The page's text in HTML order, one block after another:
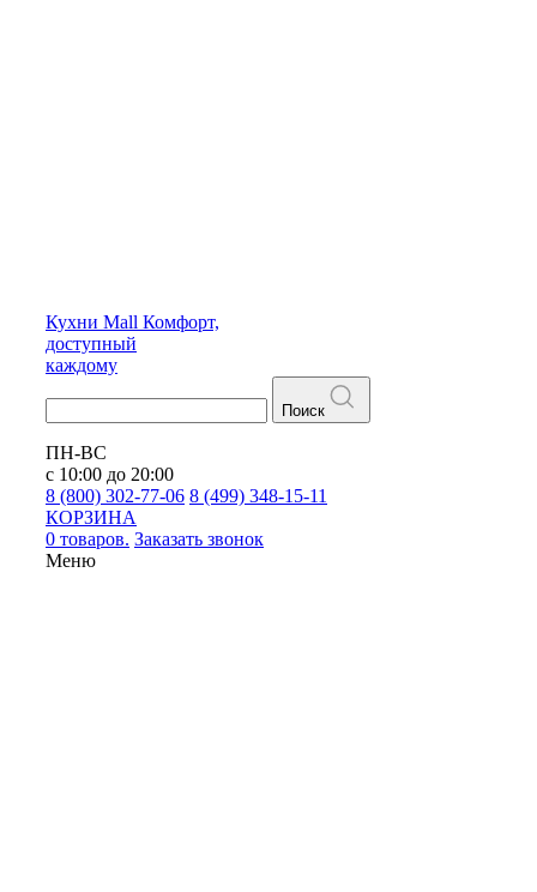
Кухни Mall Комфорт,
доступный
каждому
Поиск
ПН-ВС
с 10:00 до 20:00
8 (800) 302-77-06 8 (499) 348-15-11
КОРЗИНА
0 товаров. Заказать звонок
Меню